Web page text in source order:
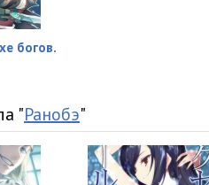
богов.
"Ранобэ"